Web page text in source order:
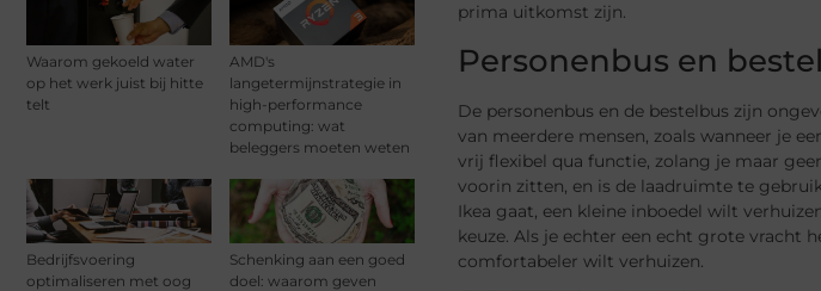
Waarom gekoeld water
op het werk juist bij hitte
telt
AMD's
langetermijnstrategie in
high-performance
computing: wat
beleggers moeten weten
Bedrijfsvoering
optimaliseren met oog
Schenking aan een goed
doel: waarom geven
prima uitkomst zijn.
Personenbus en
De personenbus en de bestelbus zijn
van meerdere mensen, zoals wanneer je
vrij flexibel qua functie, zolang je maar
voorin zitten, en is de laadruimte te
Ikea gaat, een kleine inboedel wilt
keuze. Als je echter een echt grote vracht
comfortabeler wilt verhuizen.